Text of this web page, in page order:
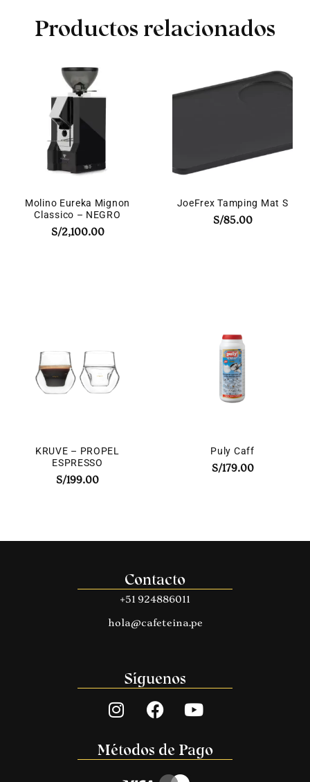
Productos relacionados
Molino Eureka Mignon
Classico – NEGRO
S/2,100.00
JoeFrex Tamping Mat S
S/85.00
KRUVE – PROPEL
ESPRESSO
S/199.00
Puly Caff
S/179.00
Contacto
+51 924886011
hola@cafeteina.pe
Síguenos
Métodos de Pago